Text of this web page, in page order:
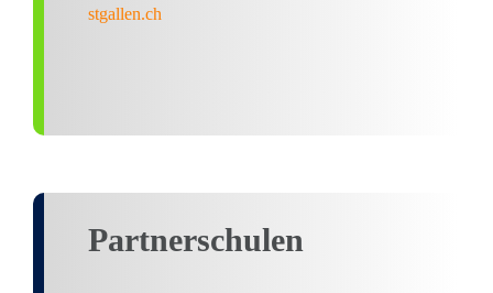
stgallen.ch
Partnerschulen